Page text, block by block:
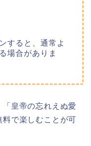
すると、通常よ
場合がありま
皇帝の忘れえぬ愛
料で楽しむことが可